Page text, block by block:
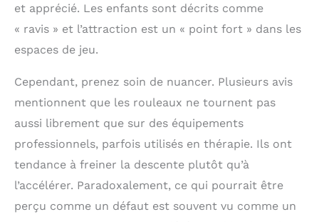
l'amour, l'expérience
et le dévouement. 𝐋𝐚
𝐬𝐞𝐜𝐮𝐫𝐢𝐭𝐞 𝐚𝐯𝐚𝐧𝐭 𝐭𝐨𝐮𝐭: Chez
enfant est notre
priorité. Nos jeux
enfants sont
soigneusement
fabriqués à la main à
partir de bois de pin
de qualité supérieure,
afin de garantir des
et apprécié. Les enfants sont décrits comme
« ravis » et l’attraction est un « point fort » dans les
espaces de jeu.
Cependant, prenez soin de nuancer. Plusieurs avis
mentionnent que les rouleaux ne tournent pas
aussi librement que sur des équipements
professionnels, parfois utilisés en thérapie. Ils ont
tendance à freiner la descente plutôt qu’à
l’accélérer. Paradoxalement, ce qui pourrait être
perçu comme un défaut est souvent vu comme un